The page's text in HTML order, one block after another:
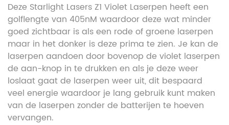
Deze Starlight Lasers Z1 Violet Laserpen heeft een
golflengte van 405nM waardoor deze wat minder
goed zichtbaar is als een rode of groene laserpen
maar in het donker is deze prima te zien. Je kan de
laserpen aandoen door bovenop de violet laserpen
de aan-knop in te drukken en als je deze weer
loslaat gaat de laserpen weer uit, dit bespaard
veel energie waardoor je lang gebruik kunt maken
van de laserpen zonder de batterijen te hoeven
vervangen.